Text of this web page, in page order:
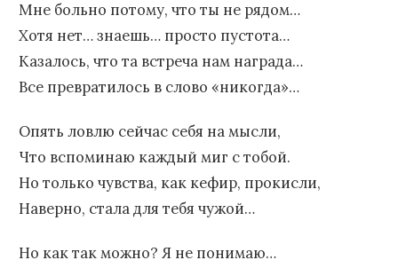
Мне больно потому, что ты не рядом…
Хотя нет… знаешь… просто пустота…
Казалось, что та встреча нам награда…
Все превратилось в слово «никогда»…
Опять ловлю сейчас себя на мысли,
Что вспоминаю каждый миг с тобой.
Но только чувства, как кефир, прокисли,
Наверно, стала для тебя чужой…
Но как так можно? Я не понимаю…